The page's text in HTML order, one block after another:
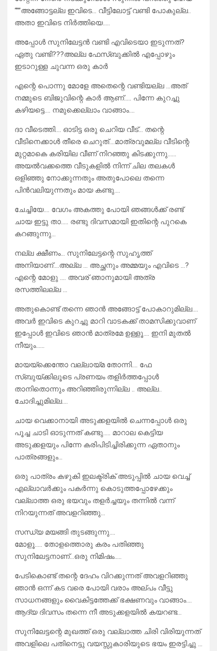
“””അങ്ങോട്ടല്ല ഇവിടെ… വീട്ടിലോട്ട് വണ്ടി പോകുല്ല..
അതാ ഇവിടെ നിർത്തിയെ…..
അപ്പോൾ സുനിലേട്ടൻ വണ്ടി എവിടെയാ ഇടുന്നത്?
ഏതു വണ്ടി???അല്ല ഫേസ്ബുക്കിൽ എപ്പോഴും
ഇടാറുള്ള ചുവന്ന ഒരു കാർ
എന്റെ പൊന്നു മോളേ അതെന്റെ വണ്ടിയല്ല …അത്
നമ്മുടെ ബിജുവിന്റെ കാർ ആണ്….. പിന്നേ കുറച്ചു
കഴിയട്ടെ…. നമുക്കെല്ലാം വാങ്ങാം….
ദാ വീടെത്തി…. ഓടിട്ട ഒരു ചെറിയ വീട്… തന്റെ
വീടിനെക്കാൾ തീരെ ചെറുത്….മാത്രവുമല്ല വീടിന്റെ
മുറ്റമാകെ കരിയില വീണ് നിറഞ്ഞു കിടക്കുന്നു……
അയൽവക്കത്തെ വീടുകളിൽ നിന്ന് ചില തലകൾ
ഒളിഞ്ഞു നോക്കുന്നതും അതുപോലെ തന്നെ
പിൻവലിയുന്നതും മായ കണ്ടു….
ചേച്ചിയേ…. വേഗം അകത്തു പോയി ഞങ്ങൾക്ക് രണ്ട്
ചായ ഇട്ടു താ….. രണ്ടു ദിവസമായി ഇതിന്റെ പുറകെ
കറങ്ങുന്നു…
നല്ല ക്ഷീണം… സുനിലേട്ടന്റെ സുഹൃത്ത്
അനിയാണ്….അല്ല … അച്ഛനും അമ്മയും എവിടെ …?
എന്റെ മോളു …. അവര് ഞാനുമായി അത്ര
രസത്തിലല്ല …
അതുകൊണ്ട് തന്നെ ഞാൻ അങ്ങോട്ട്‌ പോകാറുമില്ല….
അവർ ഇവിടെ കുറച്ചു മാറി വാടകക്ക് താമസിക്കുവാണ്
ഇപ്പോൾ ഇവിടെ ഞാൻ മാത്രമേ ഉള്ളൂ…. ഇനി മുതൽ
നീയും……
മായയ്ക്കെന്തോ വല്ലായ്മ തോന്നി…. ഫേ
സ്ബുയ്ക്കിലൂടെ പ്രണയം തളിർത്തപ്പോൾ
താനിതൊന്നും അറിഞ്ഞിരുന്നില്ല .. അല്ല..
ചോദിച്ചുമില്ല….
ചായ വെക്കാനായി അടുക്കളയിൽ ചെന്നപ്പോൾ ഒരു
പൂച്ച ചാടി ഓടുന്നത് കണ്ടു….. മാറാല കെട്ടിയ
അടുക്കളയും പിന്നേ കരിപിടിച്ചിരിക്കുന്ന ഏതാനും
പാത്രങ്ങളും…
ഒരു പാത്രം കഴുകി ഇലക്ട്രിക് അടുപ്പിൽ ചായ വെച്ച്
എല്ലാവർക്കും പകർന്നു കൊടുത്തപ്പോഴേക്കും
വല്ലാത്ത ഒരു ഭയവും തളർച്ചയും തന്നിൽ വന്ന്
നിറയുന്നത് അവളറിഞ്ഞു…
സന്ധ്യ മയങ്ങി തുടങ്ങുന്നു….
മോളൂ….. തോളത്തൊരു കരം പതിഞ്ഞു
സുനിലേട്ടനാണ്…ഒരു നിമിഷം…..
പേടികൊണ്ട് തന്റെ ദേഹം വിറക്കുന്നത് അവളറിഞ്ഞു
ഞാൻ ഒന്ന് കട വരെ പോയി വരാം അല്പം വീട്ടു
സാധനങ്ങളും വൈകിട്ടത്തേക്ക് ഭക്ഷണവും വാങ്ങാം….
ആദ്യ ദിവസം തന്നെ നീ അടുക്കളയിൽ കയറണ്ട…
സുനിലേട്ടന്റെ മുഖത്ത് ഒരു വല്ലാത്ത ചിരി വിരിയുന്നത്
അവളിലെ പതിനെട്ടു വയസ്സുകാരിയുടെ ഭയം ഇരട്ടിച്ചു …